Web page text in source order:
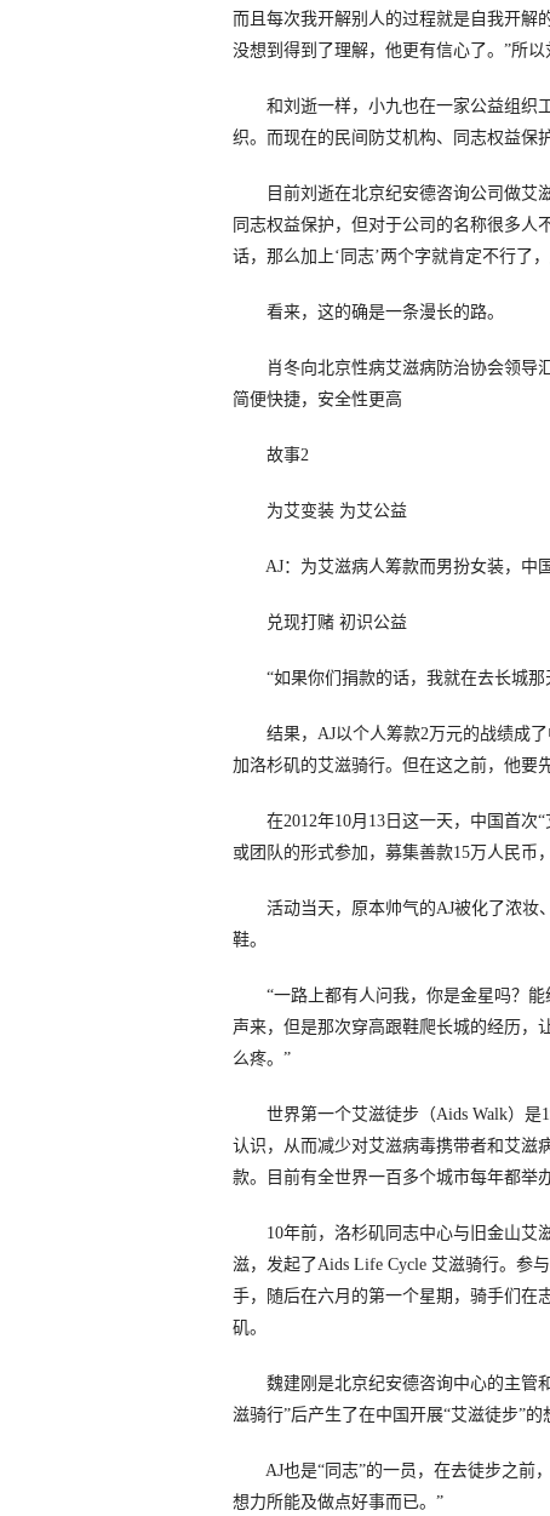
而且每次我开解别人的过程就是自我开解
没想到得到了理解，他更有信心了。”所
和刘逝一样，小九也在一家公益组织工
织。而现在的民间防艾机构、同志权益保
目前刘逝在北京纪安德咨询公司做艾滋
同志权益保护，但对于公司的名称很多人
话，那么加上‘同志’两个字就肯定不行了
看来，这的确是一条漫长的路。
肖冬向北京性病艾滋病防治协会领导
简便快捷，安全性更高
故事2
为艾变装 为艾公益
AJ：为艾滋病人筹款而男扮女装，中国
兑现打赌 初识公益
“如果你们捐款的话，我就在去长城那
结果，AJ以个人筹款2万元的战绩成了
加洛杉矶的艾滋骑行。但在这之前，他要
在2012年10月13日这一天，中国首次“
或团队的形式参加，募集善款15万人民币
活动当天，原本帅气的AJ被化了浓妆
鞋。
“一路上都有人问我，你是金星吗？能
声来，但是那次穿高跟鞋爬长城的经历，
么疼。”
世界第一个艾滋徒步（Aids Walk）是
认识，从而减少对艾滋病毒携带者和艾滋
款。目前有全世界一百多个城市每年都举
10年前，洛杉矶同志中心与旧金山艾
滋，发起了Aids Life Cycle 艾滋骑行。参
手，随后在六月的第一个星期，骑手们在
矶。
魏建刚是北京纪安德咨询中心的主管和
滋骑行”后产生了在中国开展“艾滋徒步”的
AJ也是“同志”的一员，在去徒步之前
想力所能及做点好事而已。”